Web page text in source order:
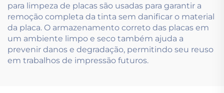
para limpeza de placas são usadas para garantir a
remoção completa da tinta sem danificar o material
da placa. O armazenamento correto das placas em
um ambiente limpo e seco também ajuda a
prevenir danos e degradação, permitindo seu reuso
em trabalhos de impressão futuros.